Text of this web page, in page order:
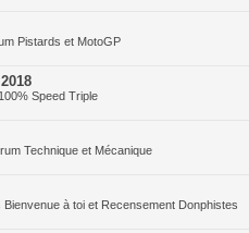
Pistards et MotoGP
100% Speed Triple
Technique et Mécanique
Bienvenue à toi et Recensement Donphistes